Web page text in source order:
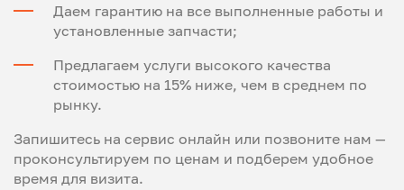
Даем гарантию на все выполненные работы и
установленные запчасти;
Предлагаем услуги высокого качества
стоимостью на 15% ниже, чем в среднем по
рынку.
Запишитесь на сервис онлайн или позвоните нам —
проконсультируем по ценам и подберем удобное
время для визита.